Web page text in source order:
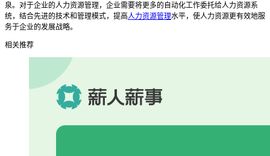
泉。对于企业的人力资源管理，企业需要将更多的自动化工作委托给人力资源系
统，结合先进的技术和管理模式，提高人力资源管理水平，使人力资源更有效地服
务于企业的发展战略。
相关推荐